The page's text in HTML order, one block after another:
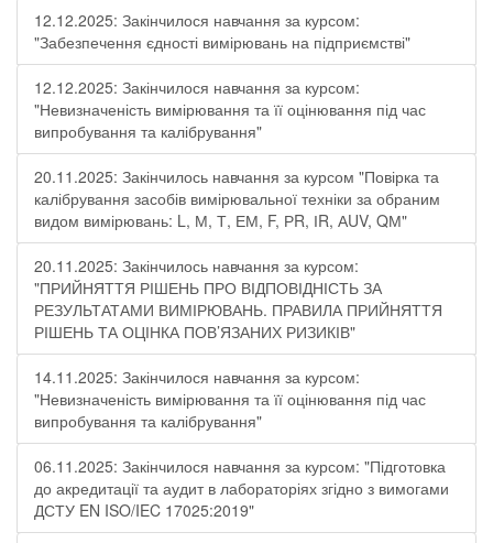
12.12.2025: Закінчилося навчання за курсом:
"Забезпечення єдності вимірювань на підприємстві"
12.12.2025: Закінчилося навчання за курсом:
"Невизначеність вимірювання та її оцінювання під час
випробування та калібрування"
20.11.2025: Закінчилось навчання за курсом "Повірка та
калібрування засобів вимірювальної техніки за обраним
видом вимірювань: L, М, Т, ЕМ, F, РR, ІR, АUV, QМ"
20.11.2025: Закінчилось навчання за курсом:
"ПРИЙНЯТТЯ РІШЕНЬ ПРО ВІДПОВІДНІСТЬ ЗА
РЕЗУЛЬТАТАМИ ВИМІРЮВАНЬ. ПРАВИЛА ПРИЙНЯТТЯ
РІШЕНЬ ТА ОЦІНКА ПОВ’ЯЗАНИХ РИЗИКІВ"
14.11.2025: Закінчилося навчання за курсом:
"Невизначеність вимірювання та її оцінювання під час
випробування та калібрування"
06.11.2025: Закінчилося навчання за курсом: "Підготовка
до акредитації та аудит в лабораторіях згідно з вимогами
ДСТУ EN ISO/IEC 17025:2019"